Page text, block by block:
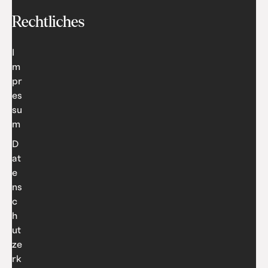
Rechtliches
m
pr
es
su
m
D
at
e
ns
c
h
ut
ze
rk